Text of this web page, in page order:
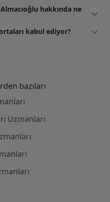
hakkında ne
kabul ediyor?
bazıları
Uzmanları